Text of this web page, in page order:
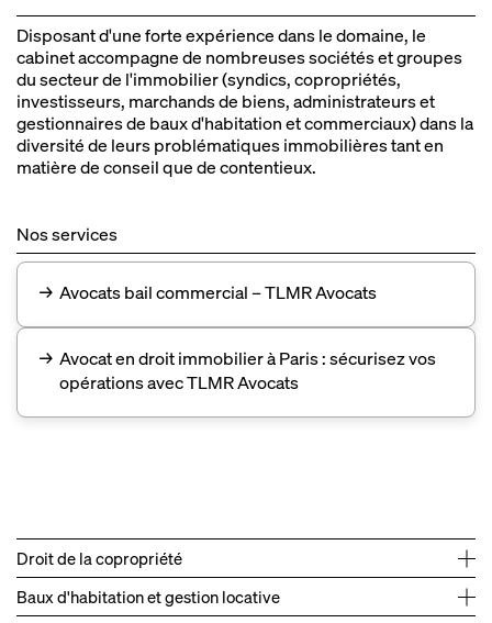
→ Obtention de la rétractation d'une ordonnance de saisie
dans le cadre d'un référé Article 145 du CPC.
saisies conservatoires orchestrées.
→ Saisie conservatoire en cryptomonnaies.
Disposant d'une forte expérience dans le domaine, le
cabinet accompagne de nombreuses sociétés et groupes
du secteur de l'immobilier (syndics, copropriétés,
investisseurs, marchands de biens, administrateurs et
gestionnaires de baux d'habitation et commerciaux) dans la
diversité de leurs problématiques immobilières tant en
matière de conseil que de contentieux.
Nos services
→ Avocats bail commercial – TLMR Avocats
→ Avocat en droit immobilier à Paris : sécurisez vos
opérations avec TLMR Avocats
Droit de la copropriété
Baux d'habitation et gestion locative